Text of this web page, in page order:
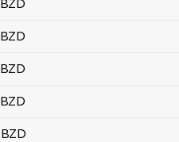
BZD
BZD
BZD
BZD
BZD